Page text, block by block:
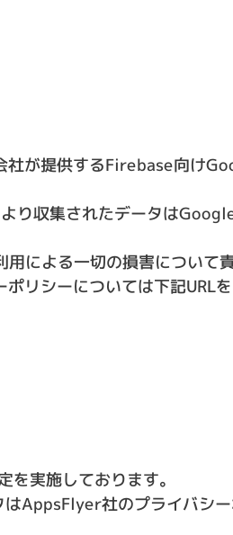
社が提供するFirebase向け
収集されたデータは
による一切の損害について
リシーについては下記URL
実施しております。
AppsFlyer社のプライバシ